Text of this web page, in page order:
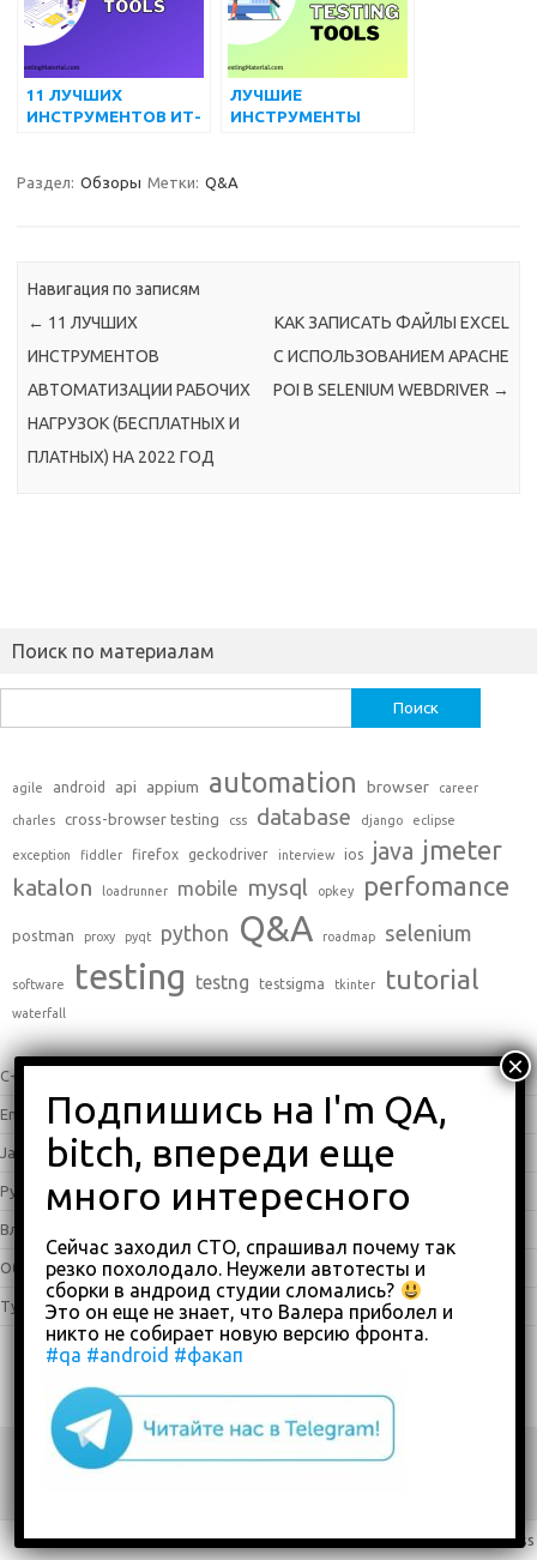
11 ЛУЧШИХ
ИНСТРУМЕНТОВ ИТ-
ЛУЧШИЕ
ИНСТРУМЕНТЫ
(БЕСПЛАТНЫЕ И
Раздел: Обзоры Метки: Q&A
Навигация по записям
← 11 ЛУЧШИХ
ИНСТРУМЕНТОВ
АВТОМАТИЗАЦИИ РАБОЧИХ
НАГРУЗОК (БЕСПЛАТНЫХ И
ПЛАТНЫХ) НА 2022 ГОД
КАК ЗАПИСАТЬ ФАЙЛЫ EXCEL
С ИСПОЛЬЗОВАНИЕМ APACHE
POI В SELENIUM WEBDRIVER →
Поиск по материалам
agile android api appium automation browser career
charles cross-browser testing css database django eclipse
exception fiddler firefox geckodriver interview ios java jmeter
katalon loadrunner mobile mysql opkey perfomance
postman proxy pyqt python Q&A roadmap selenium
software testing testng testsigma tkinter tutorial
waterfall
C++
English (338)
Java (25)
Python(16)
Влоги
Обзоры(875)
Туториалы (23)
Copyright 2018-2023
Iconic OneTheme | Powered byWordpress
Сейчас заходил СТО, спрашивал почему так
резко похолодало. Неужели автотесты и
сборки в андроид студии сломались?
Это он еще не знает, что Валера приболел и
никто не собирает новую версию фронта.
#qa #android #факап